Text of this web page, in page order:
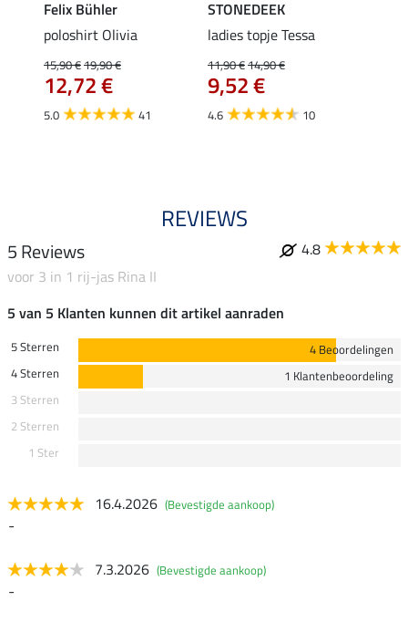
Felix Bühler
poloshirt Olivia
15,90 €19,90 €
12,72 €
5.0 41
STONEDEEK
ladies topje Tessa
11,90 €14,90 €
9,52 €
4.6 10
REVIEWS
5 Reviews
4.8
voor 3 in 1 rij-jas Rina II
5 van 5 Klanten kunnen dit artikel aanraden
5 Sterren
4 Beoordelingen
4 Sterren
1 Klantenbeoordeling
3 Sterren
2 Sterren
1 Ster
16.4.2026 (Bevestigde aankoop)
-
7.3.2026 (Bevestigde aankoop)
-